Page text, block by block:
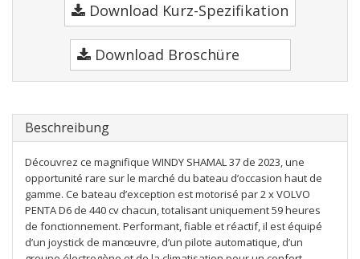
Download Kurz-Spezifikation
Download Broschüre
Beschreibung
Découvrez ce magnifique WINDY SHAMAL 37 de 2023, une
opportunité rare sur le marché du bateau d’occasion haut de
gamme. Ce bateau d’exception est motorisé par 2 x VOLVO
PENTA D6 de 440 cv chacun, totalisant uniquement 59 heures
de fonctionnement. Performant, fiable et réactif, il est équipé
d’un joystick de manœuvre, d’un pilote automatique, d’un